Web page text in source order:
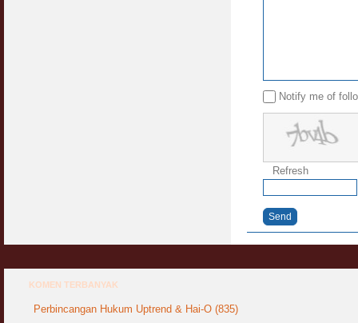
Notify me of
Refresh
Send
KOMEN TERBANYAK
Perbincangan Hukum Uptrend & Hai-O (835)